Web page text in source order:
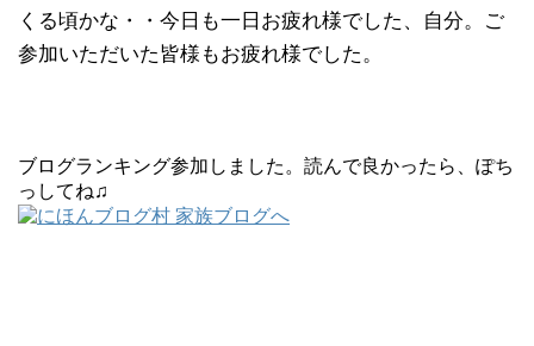
くる頃かな・・今日も一日お疲れ様でした、自分。ご
参加いただいた皆様もお疲れ様でした。
ブログランキング参加しました。読んで良かったら、ぽち
っしてね♫